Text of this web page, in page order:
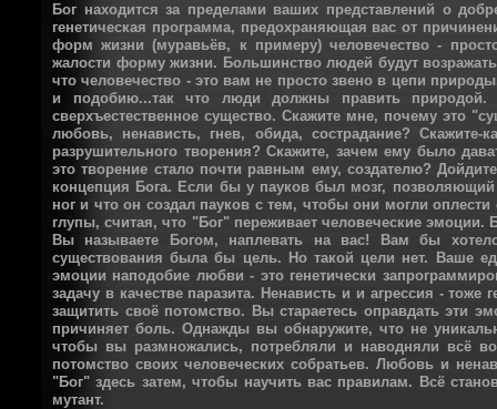
Бог находится за пределами ваших представлений о
генетическая программа, предохраняющая вас от
форм жизни (муравьёв, к примеру) человечество -
жалости форму жизни. Большинство людей будут
что человечество - это вам не просто звено в цепи
и подобию...так что люди должны править природой.
сверхъестественное существо. Скажите мне, почему это
любовь, ненависть, гнев, обида, сострадание?
разрушительного творения? Скажите, зачем ему было
это творение стало почти равным ему, создателю?
концепция Бога. Если бы у пауков был мозг,
ног и что он создал пауков с тем, чтобы они могли
глупы, считая, что "Бог" переживает человеческие
Вы называете Богом, наплевать на вас! Вам бы
существования была бы цель. Но такой цели нет. Ваше
эмоции наподобие любви - это генетически
задачу в качестве паразита. Ненависть и и агрессия -
защитить своё потомство. Вы стараетесь оправдать эти
причиняет боль. Однажды вы обнаружите, что не
чтобы вы размножались, потребляли и наводняли всё
потомство своих человеческих собратьев. Любовь и
"Бог" здесь затем, чтобы научить вас правилам. Всё
мутант.